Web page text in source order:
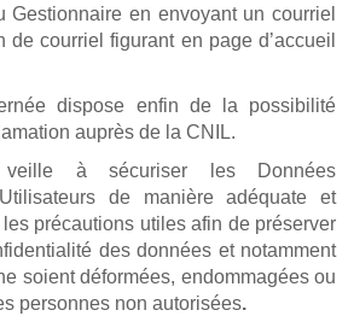
Gestionnaire en envoyant un courriel
de courriel figurant en page d’accueil
dispose enfin de la possibilité
auprès de la CNIL.
veille à sécuriser les Données
de manière adéquate et
précautions utiles afin de préserver
des données et notamment
soient déformées, endommagées ou
personnes non autorisées.